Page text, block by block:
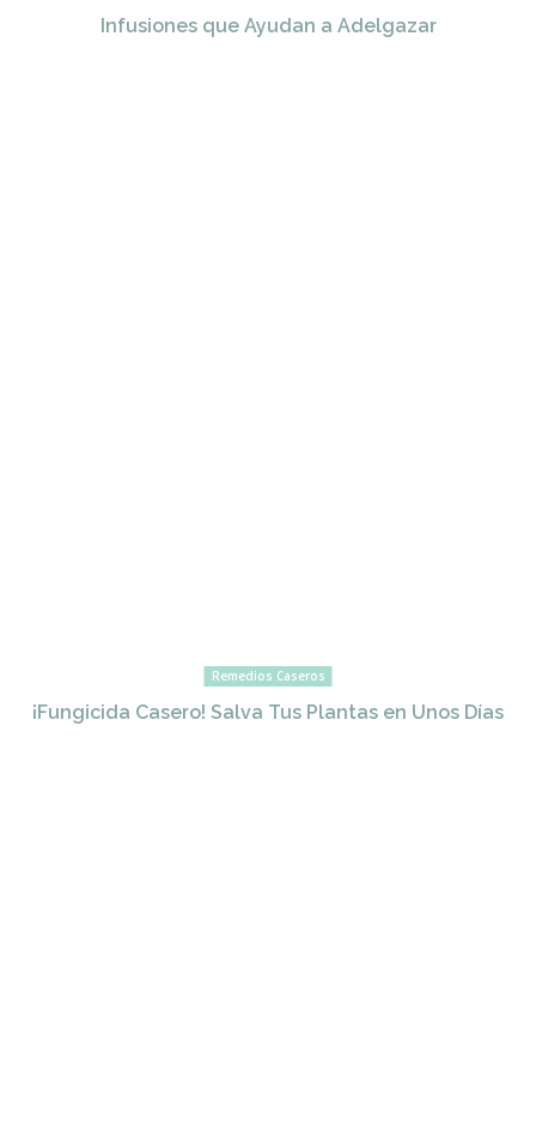
Infusiones que Ayudan a Adelgazar
Remedios Caseros
¡Fungicida Casero! Salva Tus Plantas en Unos Días